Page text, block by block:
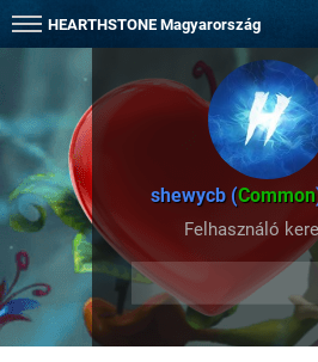
HEARTHSTONE Magyarország
shewycb (Common
Felhasználó